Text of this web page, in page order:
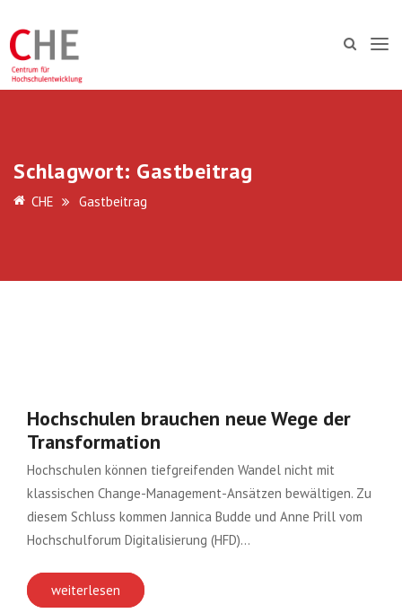
Schlagwort: Gastbeitrag
CHE Gastbeitrag
Hochschulen brauchen neue Wege der
Transformation
Hochschulen können tiefgreifenden Wandel nicht mit
klassischen Change-Management-Ansätzen bewältigen. Zu
diesem Schluss kommen Jannica Budde und Anne Prill vom
Hochschulforum Digitalisierung (HFD)…
weiterlesen